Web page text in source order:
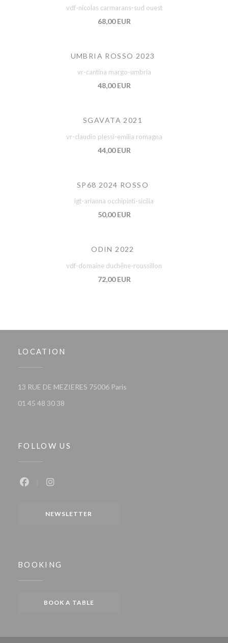
vdf-nicolas carmarans-sud ouest
68,00 EUR
UMBRIA ROSSO 2023
vr-cantina margo-umbria
48,00 EUR
SGAVATA 2021
vr-claudio plessi-emilia romagna
44,00 EUR
SP68 2024 ROSSO
igt-arianna occhipinti-sicilia
50,00 EUR
ODIN 2022
vdf-domaine duchêne-roussillon
72,00 EUR
LOCATION
13 RUE DE MEZIERES 75006 Paris
01 45 48 30 38
FOLLOW US
NEWSLETTER
BOOKING
BOOK A TABLE